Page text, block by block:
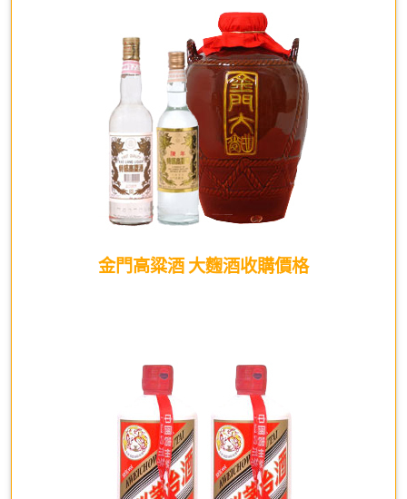
金門高粱酒 大麴酒收購價格